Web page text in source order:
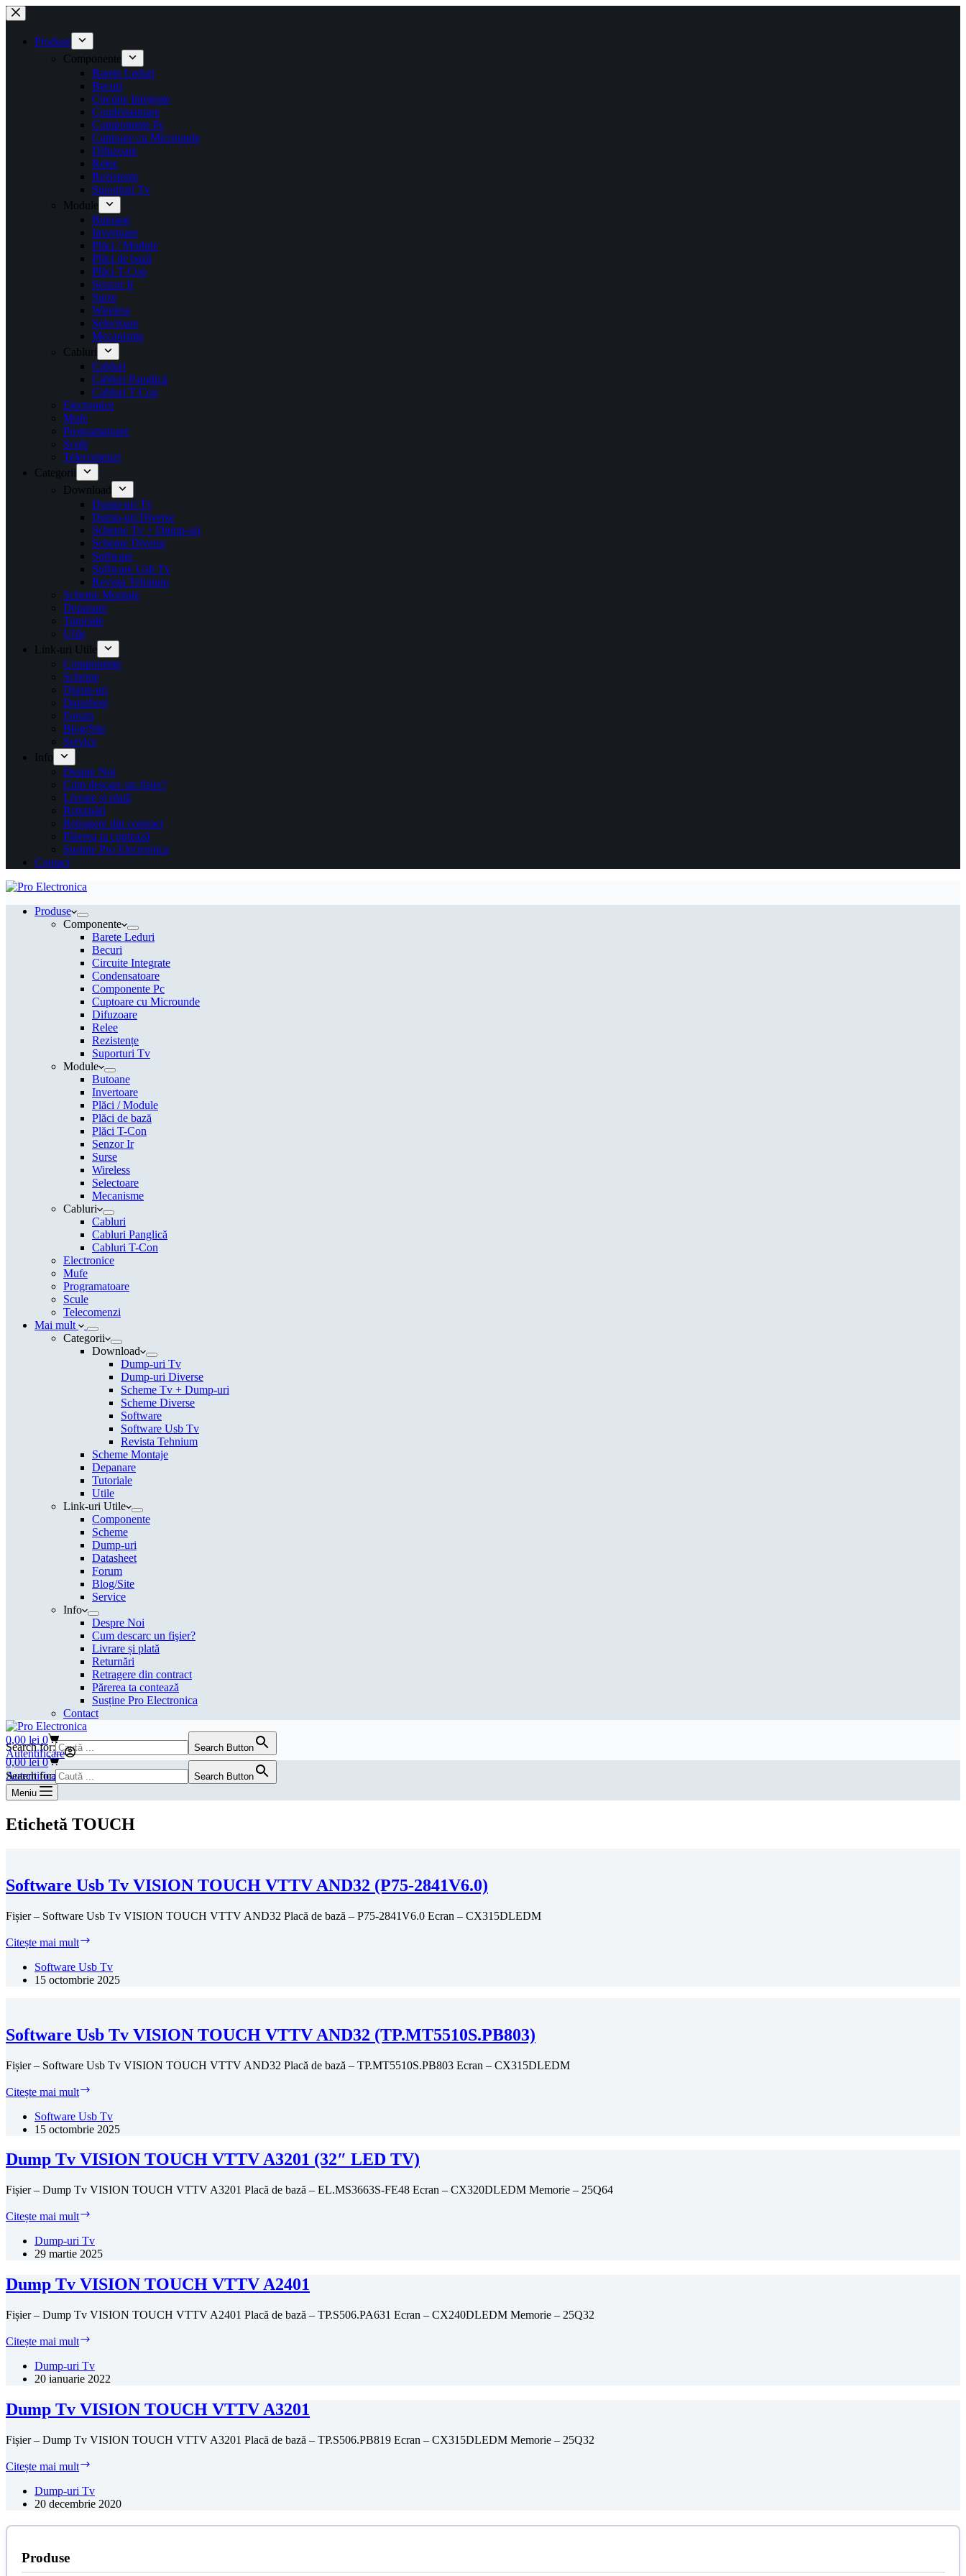
Sari
la
conținutProduse
Componente
Barete Leduri
Becuri
Circuite Integrate
Condensatoare
Componente Pc
Cuptoare cu Microunde
Difuzoare
Relee
Rezistențe
Suporturi Tv
Module
Butoane
Invertoare
Plăci / Module
Plăci de bază
Plăci T-Con
Senzor Ir
Surse
Wireless
Selectoare
Mecanisme
Cabluri
Cabluri
Cabluri Panglică
Cabluri T-Con
Electronice
Mufe
Programatoare
Scule
Telecomenzi
Categorii
Download
Dump-uri Tv
Dump-uri Diverse
Scheme Tv + Dump-uri
Scheme Diverse
Software
Software Usb Tv
Revista Tehnium
Scheme Montaje
Depanare
Tutoriale
Utile
Link-uri Utile
Componente
Scheme
Dump-uri
Datasheet
Forum
Blog/Site
Service
Info
Despre Noi
Cum descarc un fişier?
Livrare și plată
Returnări
Retragere din contract
Părerea ta contează
Susține Pro Electronica
Contact
Produse
Componente
Barete Leduri
Becuri
Circuite Integrate
Condensatoare
Componente Pc
Cuptoare cu Microunde
Difuzoare
Relee
Rezistențe
Suporturi Tv
Module
Butoane
Invertoare
Plăci / Module
Plăci de bază
Plăci T-Con
Senzor Ir
Surse
Wireless
Selectoare
Mecanisme
Cabluri
Cabluri
Cabluri Panglică
Cabluri T-Con
Electronice
Mufe
Programatoare
Scule
Telecomenzi
Mai mult
Categorii
Download
Dump-uri Tv
Dump-uri Diverse
Scheme Tv + Dump-uri
Scheme Diverse
Software
Software Usb Tv
Revista Tehnium
Scheme Montaje
Depanare
Tutoriale
Utile
Link-uri Utile
Componente
Scheme
Dump-uri
Datasheet
Forum
Blog/Site
Service
Info
Despre Noi
Cum descarc un fişier?
Livrare și plată
Returnări
Retragere din contract
Părerea ta contează
Susține Pro Electronica
Contact
Search for: Search Button
Coș
de
cumpărături
0,00lei 0
Autentificare
Coș
de
cumpărături
0,00 lei 0
Autentificare
Search for:
Search Button
Meniu
Etichetă TOUCH
Software Usb Tv VISION TOUCH VTTV AND32 (P75-2841V6.0)
Fișier – Software Usb Tv VISION TOUCH VTTV AND32 Placă de bază – P75-2841V6.0 Ecran – CX315DLEDM
Citește mai mult
Tv
VISION
(P75-
2841V6.0)
Software Usb Tv
15 octombrie 2025
Software Usb Tv VISION TOUCH VTTV AND32 (TP.MT5510S.PB803)
Fișier – Software Usb Tv VISION TOUCH VTTV AND32 Placă de bază – TP.MT5510S.PB803 Ecran – CX315DLEDM
Citește mai mult
Tv
VISION
VTTV
AND32
Software Usb Tv
15 octombrie 2025
Dump Tv VISION TOUCH VTTV A3201 (32″ LED TV)
Fișier – Dump Tv VISION TOUCH VTTV A3201 Placă de bază – EL.MS3663S-FE48 Ecran – CX320DLEDM Memorie – 25Q64
Citește mai mult
VISION
TOUCH
A3201
(32″
TV)
Dump-uri Tv
29 martie 2025
Dump Tv VISION TOUCH VTTV A2401
Fișier – Dump Tv VISION TOUCH VTTV A2401 Placă de bază – TP.S506.PA631 Ecran – CX240DLEDM Memorie – 25Q32
Citește mai mult
VISION
TOUCH
A2401
Dump-uri Tv
20 ianuarie 2022
Dump Tv VISION TOUCH VTTV A3201
Fișier – Dump Tv VISION TOUCH VTTV A3201 Placă de bază – TP.S506.PB819 Ecran – CX315DLEDM Memorie – 25Q32
Citește mai mult
VISION
TOUCH
A3201
Dump-uri Tv
20 decembrie 2020
Produse